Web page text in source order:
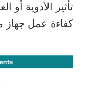
تأثير الأدوية
كفاءة عمل جهاز